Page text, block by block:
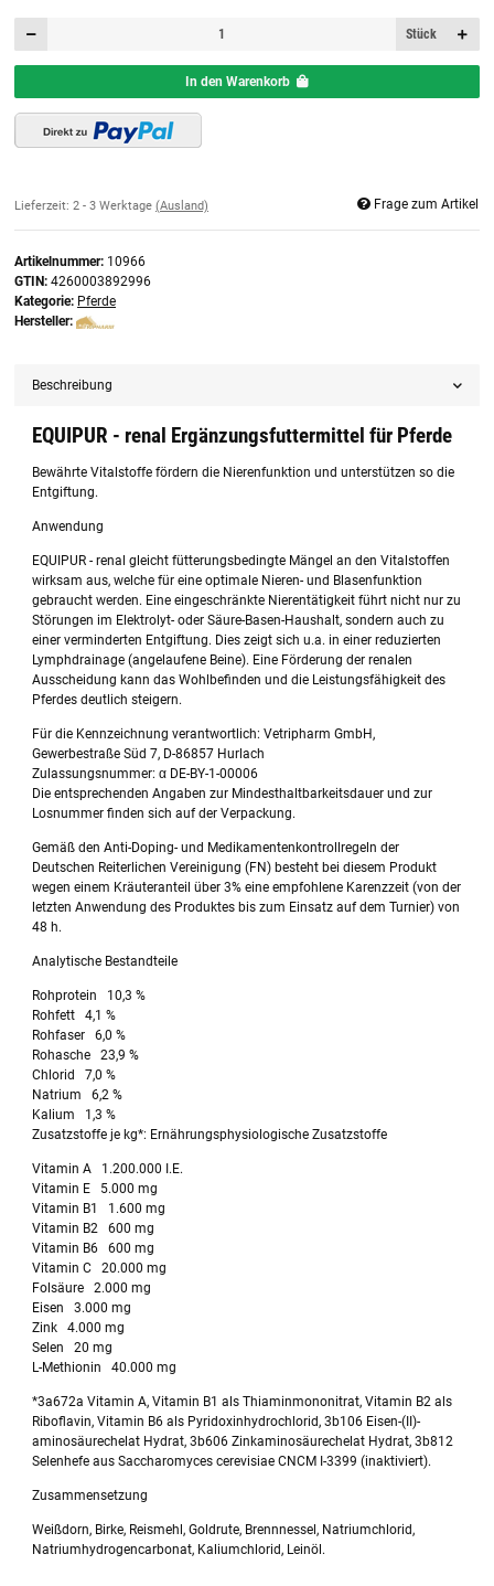
Stück
In den Warenkorb
Lieferzeit: 2 - 3 Werktage (Ausland) Frage zum Artikel
Artikelnummer: 10966
GTIN: 4260003892996
Kategorie: Pferde
Hersteller:
Beschreibung
EQUIPUR - renal Ergänzungsfuttermittel für Pferde
Bewährte Vitalstoffe fördern die Nierenfunktion und unterstützen so die
Entgiftung.
Anwendung
EQUIPUR - renal gleicht fütterungsbedingte Mängel an den Vitalstoffen
wirksam aus, welche für eine optimale Nieren- und Blasenfunktion
gebraucht werden. Eine eingeschränkte Nierentätigkeit führt nicht nur zu
Störungen im Elektrolyt- oder Säure-Basen-Haushalt, sondern auch zu
einer verminderten Entgiftung. Dies zeigt sich u.a. in einer reduzierten
Lymphdrainage (angelaufene Beine). Eine Förderung der renalen
Ausscheidung kann das Wohlbefinden und die Leistungsfähigkeit des
Pferdes deutlich steigern.
Für die Kennzeichnung verantwortlich: Vetripharm GmbH,
Gewerbestraße Süd 7, D-86857 Hurlach
Zulassungsnummer: α DE-BY-1-00006
Die entsprechenden Angaben zur Mindesthaltbarkeitsdauer und zur
Losnummer finden sich auf der Verpackung.
Gemäß den Anti-Doping- und Medikamentenkontrollregeln der
Deutschen Reiterlichen Vereinigung (FN) besteht bei diesem Produkt
wegen einem Kräuteranteil über 3% eine empfohlene Karenzzeit (von der
letzten Anwendung des Produktes bis zum Einsatz auf dem Turnier) von
48 h.
Analytische Bestandteile
Rohprotein 10,3 %
Rohfett 4,1 %
Rohfaser 6,0 %
Rohasche 23,9 %
Chlorid 7,0 %
Natrium 6,2 %
Kalium 1,3 %
Zusatzstoffe je kg*: Ernährungsphysiologische Zusatzstoffe
Vitamin A 1.200.000 I.E.
Vitamin E 5.000 mg
Vitamin B1 1.600 mg
Vitamin B2 600 mg
Vitamin B6 600 mg
Vitamin C 20.000 mg
Folsäure 2.000 mg
Eisen 3.000 mg
Zink 4.000 mg
Selen 20 mg
L-Methionin 40.000 mg
*3a672a Vitamin A, Vitamin B1 als Thiaminmononitrat, Vitamin B2 als
Riboflavin, Vitamin B6 als Pyridoxinhydrochlorid, 3b106 Eisen-(II)-
aminosäurechelat Hydrat, 3b606 Zinkaminosäurechelat Hydrat, 3b812
Selenhefe aus Saccharomyces cerevisiae CNCM I-3399 (inaktiviert).
Zusammensetzung
Weißdorn, Birke, Reismehl, Goldrute, Brennnessel, Natriumchlorid,
Natriumhydrogencarbonat, Kaliumchlorid, Leinöl.